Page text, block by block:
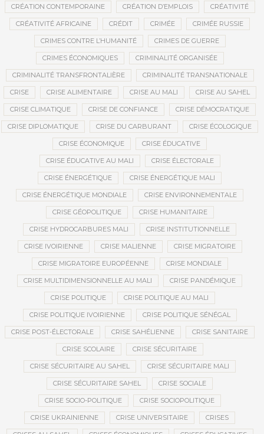
CRÉATION CONTEMPORAINE CRÉATION D’EMPLOIS CRÉATIVITÉ
CRÉATIVITÉ AFRICAINE CRÉDIT CRIMÉE CRIMÉE RUSSIE
CRIMES CONTRE L’HUMANITÉ CRIMES DE GUERRE
CRIMES ÉCONOMIQUES CRIMINALITÉ ORGANISÉE
CRIMINALITÉ TRANSFRONTALIÈRE CRIMINALITÉ TRANSNATIONALE
CRISE CRISE ALIMENTAIRE CRISE AU MALI CRISE AU SAHEL
CRISE CLIMATIQUE CRISE DE CONFIANCE CRISE DÉMOCRATIQUE
CRISE DIPLOMATIQUE CRISE DU CARBURANT CRISE ÉCOLOGIQUE
CRISE ÉCONOMIQUE CRISE ÉDUCATIVE
CRISE ÉDUCATIVE AU MALI CRISE ÉLECTORALE
CRISE ÉNERGÉTIQUE CRISE ÉNERGÉTIQUE MALI
CRISE ÉNERGÉTIQUE MONDIALE CRISE ENVIRONNEMENTALE
CRISE GÉOPOLITIQUE CRISE HUMANITAIRE
CRISE HYDROCARBURES MALI CRISE INSTITUTIONNELLE
CRISE IVOIRIENNE CRISE MALIENNE CRISE MIGRATOIRE
CRISE MIGRATOIRE EUROPÉENNE CRISE MONDIALE
CRISE MULTIDIMENSIONNELLE AU MALI CRISE PANDÉMIQUE
CRISE POLITIQUE CRISE POLITIQUE AU MALI
CRISE POLITIQUE IVOIRIENNE CRISE POLITIQUE SÉNÉGAL
CRISE POST-ÉLECTORALE CRISE SAHÉLIENNE CRISE SANITAIRE
CRISE SCOLAIRE CRISE SÉCURITAIRE
CRISE SÉCURITAIRE AU SAHEL CRISE SÉCURITAIRE MALI
CRISE SÉCURITAIRE SAHEL CRISE SOCIALE
CRISE SOCIO-POLITIQUE CRISE SOCIOPOLITIQUE
CRISE UKRAINIENNE CRISE UNIVERSITAIRE CRISES